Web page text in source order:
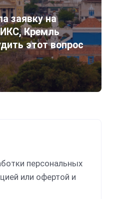
заявку на
Кремль
этот вопрос
персональных
или офертой и